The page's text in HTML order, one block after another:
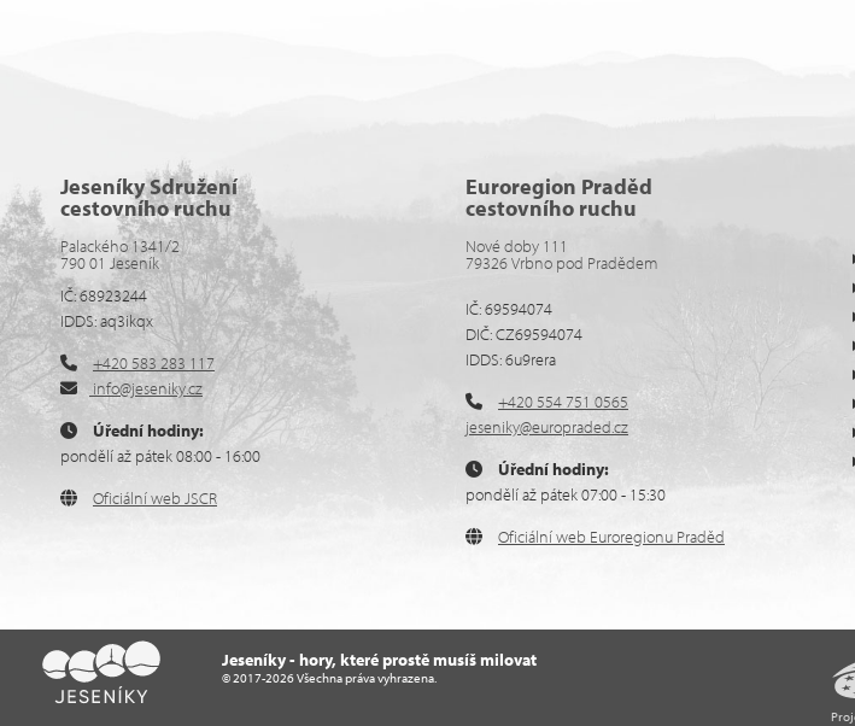
Jeseníky Sdružení
cestovního ruchu
Palackého 1341/2
790 01 Jeseník
IČ: 68923244
IDDS: aq3ikqx
+420 583 283 117
info@jeseniky.cz
Úřední hodiny:
pondělí až pátek 08:00 - 16:00
Oficiální web JSCR
Euroregion Praděd
cestovního ruchu
Nové doby 111
79326 Vrbno pod Pradědem
IČ: 69594074
DIČ: CZ69594074
IDDS: 6u9rera
+420 554 751 0565
jeseniky@europraded.cz
Úřední hodiny:
pondělí až pátek 07:00 - 15:30
Oficiální web Euroregionu Praděd
Jeseníky - hory, které prostě musíš milovat
© 2017-2026 Všechna práva vyhrazena.